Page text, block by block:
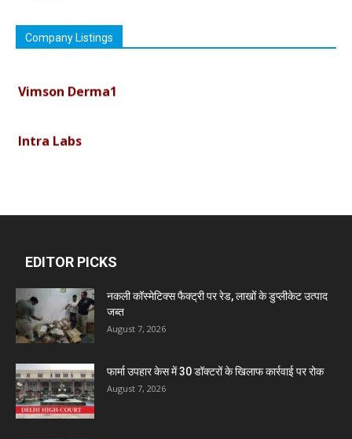
Company Listings
Vimson Derma1
Intra Labs
Invision Pharma Limited
Ben Pharmaceuticals
EDITOR PICKS
नकली कॉस्मेटिक्स फैक्ट्री पर रेड, लाखों के डुप्लीकेट उत्पाद
जब्त
August 7, 2026
फार्मा उपहार केस में 30 डॉक्टरों के खिलाफ कार्रवाई पर रोक
August 7, 2026